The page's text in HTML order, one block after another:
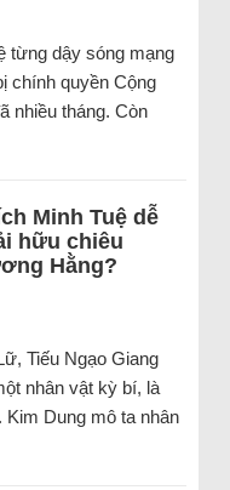
từng dậy sóng mạng
chính quyền Cộng
nhiều tháng. Còn
Minh Tuệ dễ
hữu chiêu
Hằng?
Tiếu Ngạo Giang
nhân vật kỳ bí, là
Dung mô ta nhân